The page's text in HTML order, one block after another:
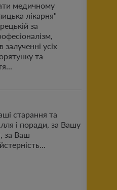
медичному
лікарня"
за
залученні усіх
та
старання та
і поради, за Вашу
за Ваш